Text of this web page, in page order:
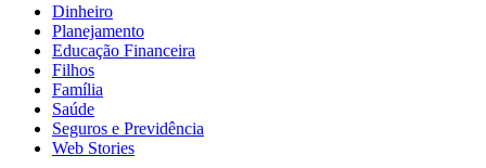
Dinheiro
Planejamento
Educação Financeira
Filhos
Família
Saúde
Seguros e Previdência
Web Stories